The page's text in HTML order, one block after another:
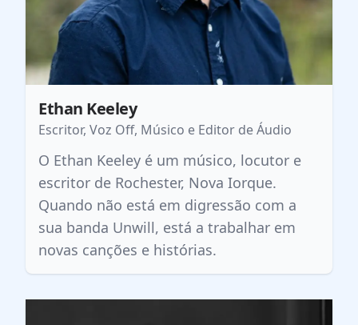
Ethan Keeley
Escritor, Voz Off, Músico e Editor de Áudio
O Ethan Keeley é um músico, locutor e
escritor de Rochester, Nova Iorque.
Quando não está em digressão com a
sua banda Unwill, está a trabalhar em
novas canções e histórias.